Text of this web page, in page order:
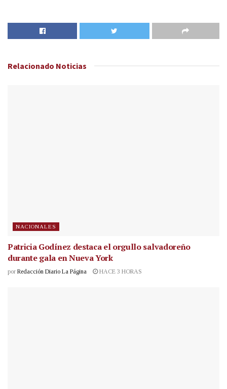
Relacionado Noticias
NACIONALES
Patricia Godínez destaca el orgullo salvadoreño
durante gala en Nueva York
por Redacción Diario La Página HACE 3 HORAS